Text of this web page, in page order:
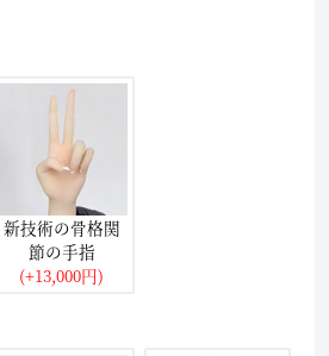
新技術の骨格関
節の手指
(+13,000円)